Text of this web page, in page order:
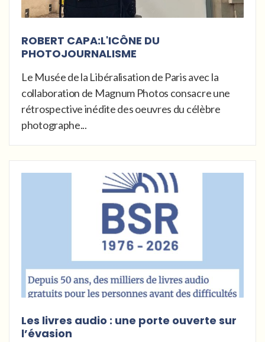
ROBERT CAPA:L'ICÔNE DU
PHOTOJOURNALISME
Le Musée de la Libéralisation de Paris avec la
collaboration de Magnum Photos consacre une
rétrospective inédite des oeuvres du célèbre
photographe...
Les livres audio : une porte ouverte sur
l’évasion